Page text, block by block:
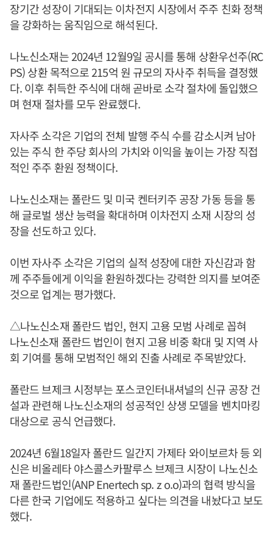
장기간 성장이 기대되는 이차전지 시장에서 주주 친화 정책
을 강화하는 움직임으로 해석된다.
나노신소재는 2024년 12월9일 공시를 통해 상환우선주(RC
PS) 상환 목적으로 215억 원 규모의 자사주 취득을 결정했
다. 이후 취득한 주식에 대해 곧바로 소각 절차에 돌입했으
며 현재 절차를 모두 완료했다.
자사주 소각은 기업의 전체 발행 주식 수를 감소시켜 남아
있는 주식 한 주당 회사의 가치와 이익을 높이는 가장 직접
적인 주주 환원 정책이다.
나노신소재는 폴란드 및 미국 켄터키주 공장 가동 등을 통
해 글로벌 생산 능력을 확대하며 이차전지 소재 시장의 성
장을 선도하고 있다.
이번 자사주 소각은 기업의 실적 성장에 대한 자신감과 함
께 주주들에게 이익을 환원하겠다는 강력한 의지를 보여준
것으로 업계는 평가했다.
△나노신소재 폴란드 법인, 현지 고용 모범 사례로 꼽혀
나노신소재 폴란드 법인이 현지 고용 비중 확대 및 지역 사
회 기여를 통해 모범적인 해외 진출 사례로 주목받았다.
폴란드 브제크 시정부는 포스코인터내셔널의 신규 공장 건
설과 관련해 나노신소재의 성공적인 상생 모델을 벤치마킹
대상으로 공식 언급했다.
2024년 6월18일자 폴란드 일간지 가제타 와이보르차 등 외
신은 비올레타 야스콜스카팔루스 브제크 시장이 나노신소
재 폴란드법인(ANP Enertech sp. z o.o)과의 협력 방식을
다른 한국 기업에도 적용하고 싶다는 의견을 내놨다고 보도
했다.